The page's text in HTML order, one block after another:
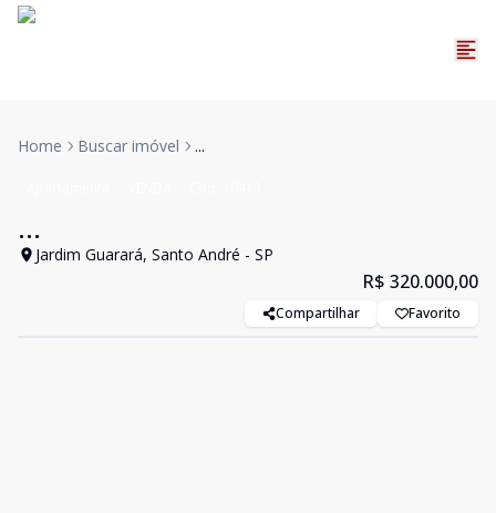
Home Buscar imóvel ...
...
Jardim Guarará, Santo André - SP
R$ 320.000,00
Compartilhar Favorito